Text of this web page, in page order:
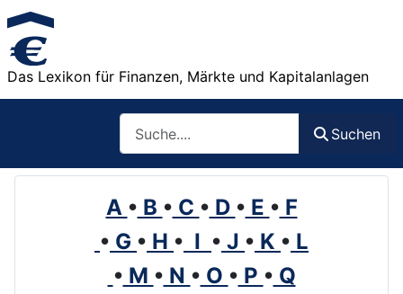
Das Lexikon für Finanzen, Märkte und Kapitalanlagen
Suchen
A • B • C • D • E • F
• G • H • I • J • K • L
• M • N • O • P • Q